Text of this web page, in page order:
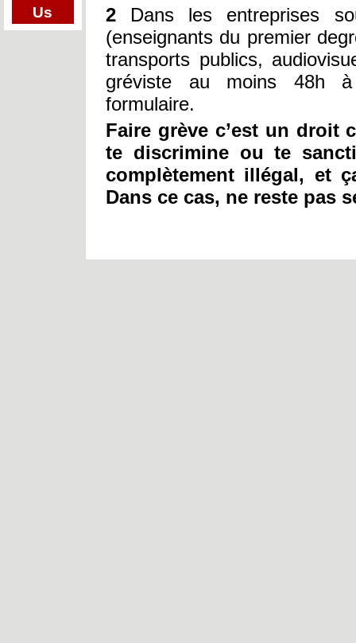
Us
2 Dans les entreprises
(enseignants du premier
transports publics,
gréviste au moins 48h à
formulaire.
Faire grève c’est un
te discrimine ou te
complètement illégal, et
Dans ce cas, ne reste pas